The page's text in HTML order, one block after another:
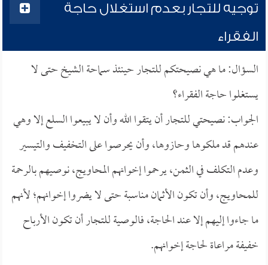
توجيه للتجار بعدم استغلال حاجة
الفقراء
السؤال: ما هي نصيحتكم للتجار حينئذ سماحة الشيخ حتى لا
يستغلوا حاجة الفقراء؟
الجواب: نصيحتي للتجار أن يتقوا الله وأن لا يبيعوا السلع إلا وهي
عندهم قد ملكوها وحازوها، وأن يحرصوا على التخفيف والتيسير
وعدم التكلف في الثمن، يرحموا إخوانهم المحاويج، نوصيهم بالرحمة
للمحاويج، وأن تكون الأثمان مناسبة حتى لا يضروا إخوانهم؛ لأنهم
ما جاءوا إليهم إلا عند الحاجة، فالوصية للتجار أن تكون الأرباح
خفيفة مراعاة لحاجة إخوانهم.